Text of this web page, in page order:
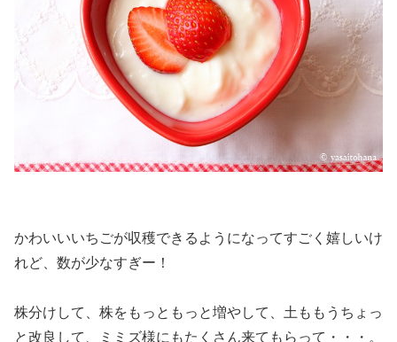
かわいいいちごが収穫できるようになってすごく嬉しいけ
れど、数が少なすぎー！
株分けして、株をもっともっと増やして、土ももうちょっ
と改良して、ミミズ様にもたくさん来てもらって・・・。